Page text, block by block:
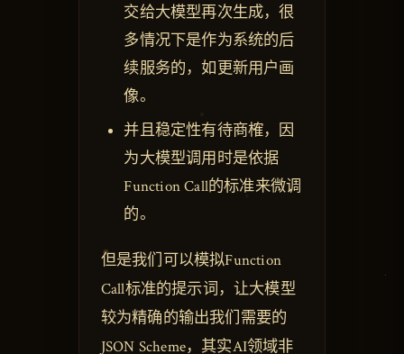
交给大模型再次生成，很
多情况下是作为系统的后
续服务的，如更新用户画
像。
并且稳定性有待商榷，因
为大模型调用时是依据
Function Call的标准来微调
的。
但是我们可以模拟Function
Call标准的提示词，让大模型
较为精确的输出我们需要的
JSON Scheme，其实AI领域非